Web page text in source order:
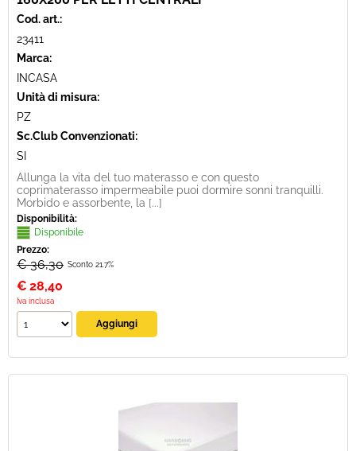
Cod. art.:
23411
Marca:
INCASA
Unità di misura:
PZ
Sc.Club Convenzionati:
SI
Allunga la vita del tuo materasso e con questo
coprimaterasso impermeabile puoi dormire sonni tranquilli.
Morbido e assorbente, la [...]
Disponibilità:
Disponibile
Prezzo:
€ 36,30 Sconto 21.7%
€ 28,40
Iva inclusa